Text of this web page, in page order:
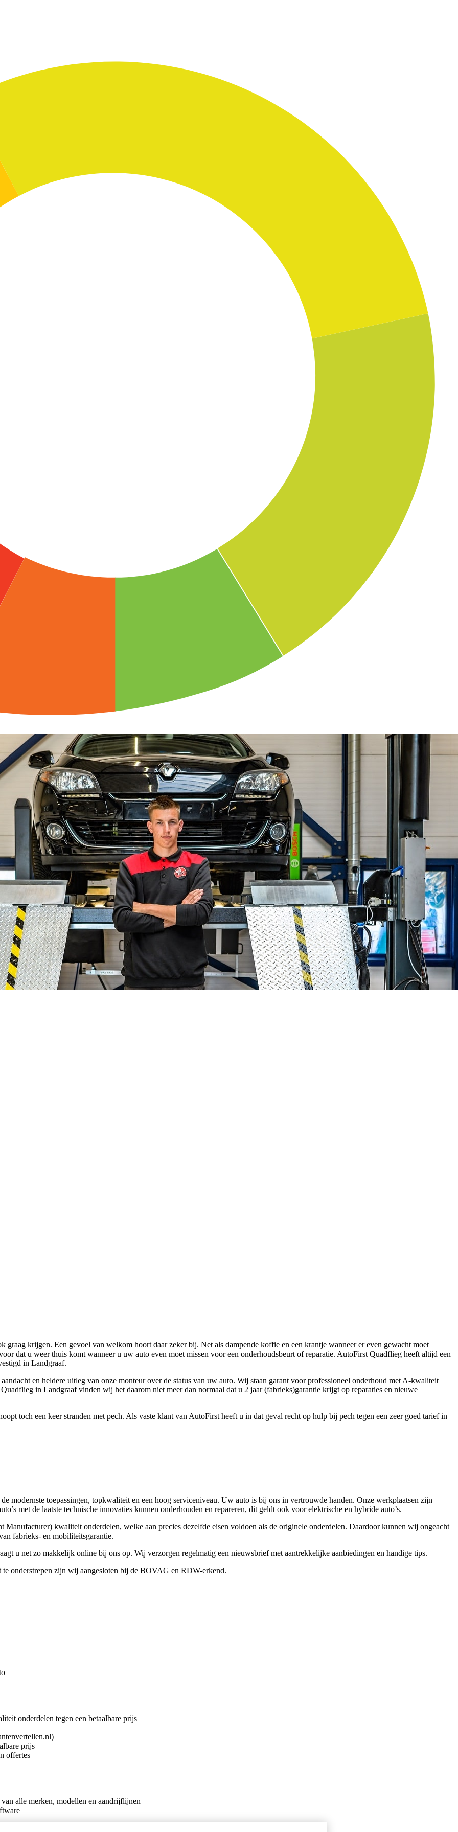
krijgen. Een gevoel van welkom hoort daar zeker bij. Net als dampende koffie en een krantje wanneer er even gewacht moet
dat u weer thuis komt wanneer u uw auto even moet missen voor een onderhoudsbeurt of reparatie. AutoFirst Quadflieg heeft altijd een
in Landgraaf.
en heldere uitleg van onze monteur over de status van uw auto. Wij staan garant voor professioneel onderhoud met A-kwaliteit
in Landgraaf vinden wij het daarom niet meer dan normaal dat u 2 jaar (fabrieks)garantie krijgt op reparaties en nieuwe
toch een keer stranden met pech. Als vaste klant van AutoFirst heeft u in dat geval recht op hulp bij pech tegen een zeer goed tarief in
toepassingen, topkwaliteit en een hoog serviceniveau. Uw auto is bij ons in vertrouwde handen. Onze werkplaatsen zijn
met de laatste technische innovaties kunnen onderhouden en repareren, dit geldt ook voor elektrische en hybride auto’s.
kwaliteit onderdelen, welke aan precies dezelfde eisen voldoen als de originele onderdelen. Daardoor kunnen wij ongeacht
fabrieks- en mobiliteitsgarantie.
u net zo makkelijk online bij ons op. Wij verzorgen regelmatig een nieuwsbrief met aantrekkelijke aanbiedingen en handige tips.
onderstrepen zijn wij aangesloten bij de BOVAG en RDW-erkend.
onderdelen tegen een betaalbare prijs
prijs
offertes
alle merken, modellen en aandrijflijnen